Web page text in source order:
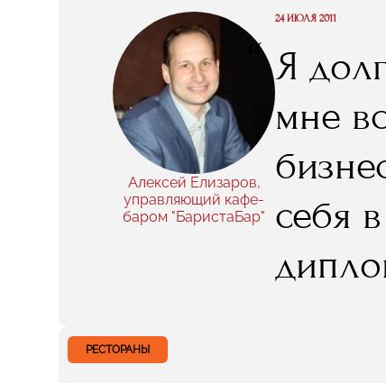
без
мне
Алексей Елизаров,
управляющий кафе-
баром "БаристаБар"
“
24 ИЮЛЯ 2011
Я
мне
себя
РЕСТОРАНЫ